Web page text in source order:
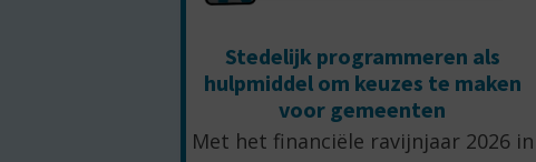
Stedelijk programmeren als
hulpmiddel om keuzes te maken
voor gemeenten
Met het financiële ravijnjaar 2026 in